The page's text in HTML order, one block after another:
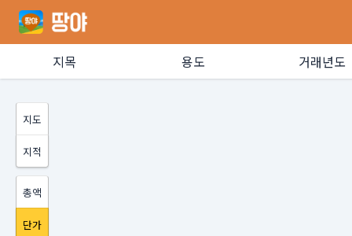
지목 용도 거래년도
지도
지적
총액
단가